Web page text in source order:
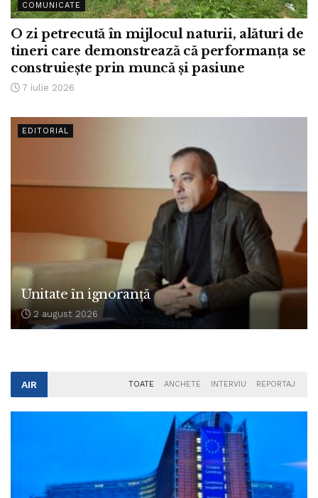
COMUNICATE
O zi petrecută în mijlocul naturii, alături de
tineri care demonstrează că performanța se
construiește prin muncă și pasiune
7 iulie 2026
EDITORIAL
Unitate în ignoranță
2 august 2026
AIR TOATE ANCHETE INTERVIU REPORTAJ